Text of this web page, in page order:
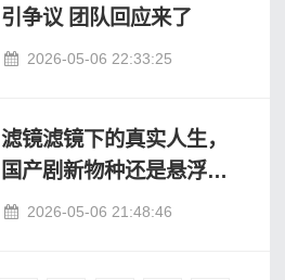
引争议 团队回应来了
2026-05-06 22:33:25
滤镜滤镜下的真实人生，
国产剧新物种还是悬浮设
定 2026-05-06 21:48:46